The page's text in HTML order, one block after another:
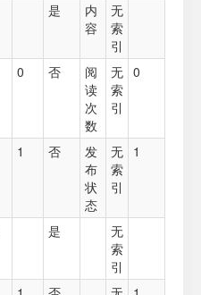
是
内
容
无
索
引
0 否
阅
读
次
数
无
索
引
0
1 否
发
布
状
态
无
索
引
1
是
无
索
引